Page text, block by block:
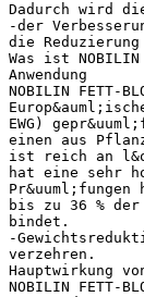
Dadurch wird
-der
die
Was ist NOBILIN
Anwendung
NOBILIN
EWG)
einen aus
ist reich an
hat eine sehr
Pr&uuml;fungen
bis zu 36 % der
bindet.
-
verzehren.
Hauptwirkung von
NOBILIN FETT-